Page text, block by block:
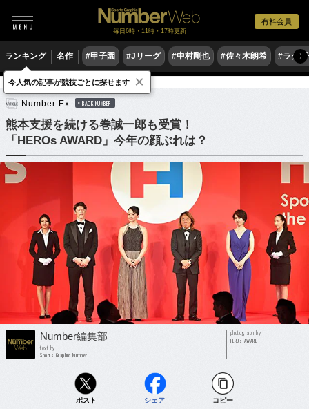
有料会員
毎日6時・11時・17時更新
ランキング 名作 #甲子園 #Jリーグ #中村剛也 #佐々木朗希 #ラグ〉
他競技
Number Ex BACK NUMBER
熊本支援を続ける巻誠一郎も受賞！
「HEROs AWARD」今年の顔ぶれは？
Number編集部
text by
Sports Graphic Number
photograph by
HEROs AWARD
ポスト シェア コピー
今人気の記事が競技ごとに探せます ×